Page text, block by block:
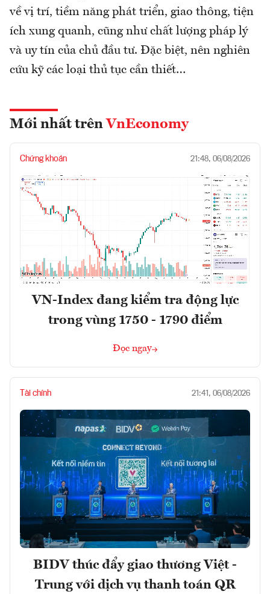
về vị trí, tiềm năng phát triển, giao thông, tiện
ích xung quanh, cũng như chất lượng pháp lý
và uy tín của chủ đầu tư. Đặc biệt, nên nghiên
cứu kỹ các loại thủ tục cần thiết…
Mới nhất trên VnEconomy
Chứng khoán 21:48, 06/08/2026
VN-Index đang kiểm tra động lực
trong vùng 1750 - 1790 điểm
Đọc ngay
Tài chính 21:41, 06/08/2026
BIDV thúc đẩy giao thương Việt -
Trung với dịch vụ thanh toán QR